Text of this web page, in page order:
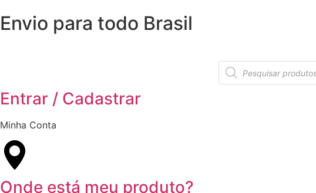
Envio para todo Brasil
Entrar / Cadastrar
Minha Conta
Onde está meu produto?